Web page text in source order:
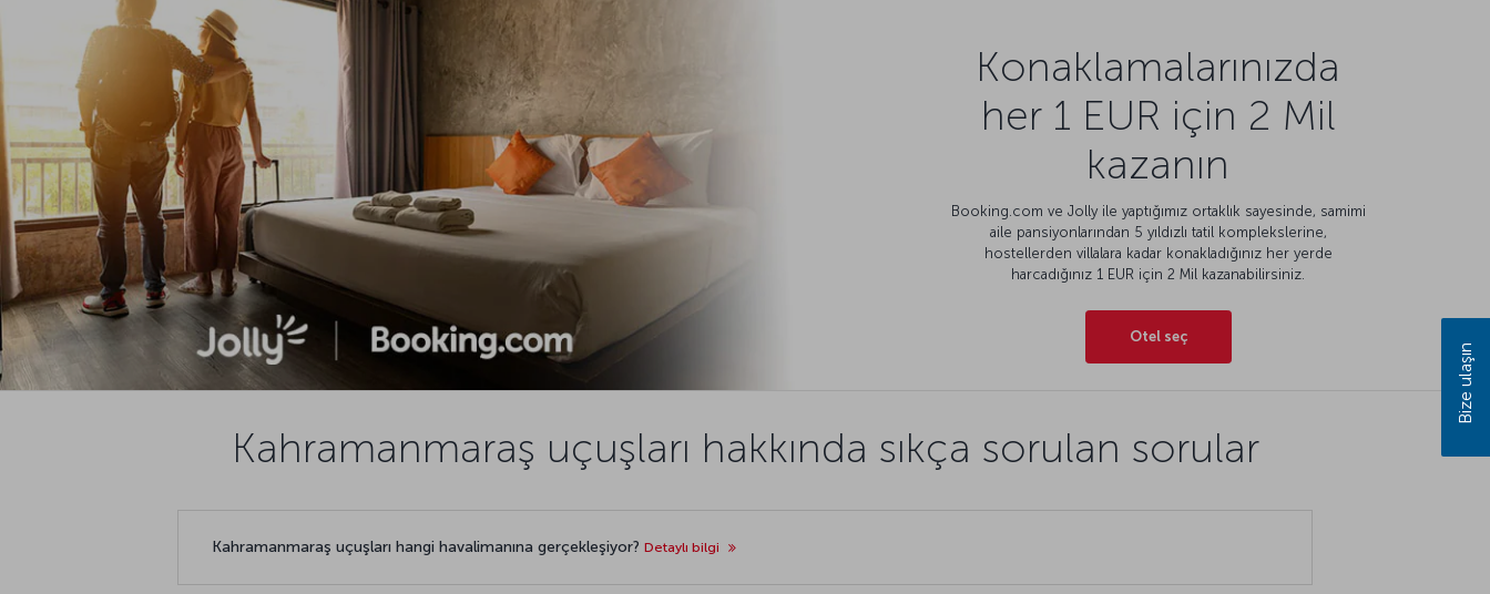
Konaklamalarınızda
her 1 EUR için 2 Mil
kazanın
Booking.com ve Jolly ile yaptığımız ortaklık sayesinde, samimi
aile pansiyonlarından 5 yıldızlı tatil komplekslerine,
hostellerden villalara kadar konakladığınız her yerde
harcadığınız 1 EUR için 2 Mil kazanabilirsiniz.
Otel seç
Kahramanmaraş uçuşları hakkında sıkça sorulan sorular
Kahramanmaraş uçuşları hangi havalimanına gerçekleşiyor? Detaylı bilgi
Bize ulaşın